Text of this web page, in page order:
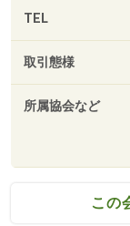
お問い合わせ
マイホームご購
はなんでもお気
当社スタッフが
します。
TEL
取引態様
所属協会など
この